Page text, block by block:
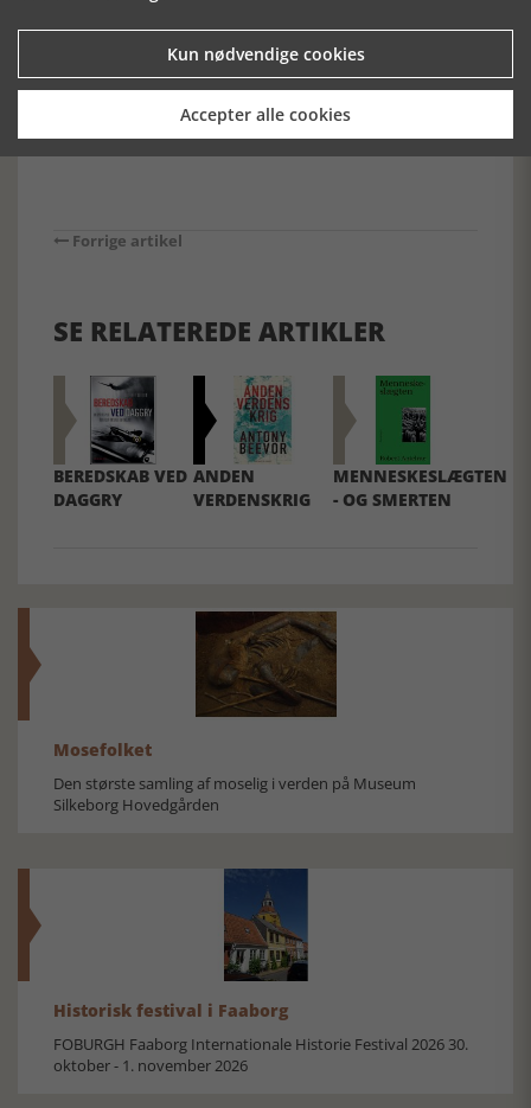
interesserede.
[Historie-online.dk den 29. oktober 2025]
Forrige artikel
SE RELATEREDE ARTIKLER
BEREDSKAB VED
DAGGRY
ANDEN
VERDENSKRIG
MENNESKESLÆGTEN
- OG SMERTEN
Mosefolket
Den største samling af moselig i verden på Museum
Silkeborg Hovedgården
Historisk festival i Faaborg
FOBURGH Faaborg Internationale Historie Festival 2026 30.
oktober - 1. november 2026
Kun nødvendige cookies
Accepter alle cookies